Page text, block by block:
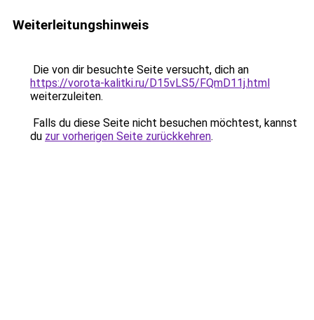
Weiterleitungshinweis
Die von dir besuchte Seite versucht, dich an
https://vorota-kalitki.ru/D15vLS5/FQmD11j.html
weiterzuleiten.
Falls du diese Seite nicht besuchen möchtest, kannst
du zur vorherigen Seite zurückkehren.